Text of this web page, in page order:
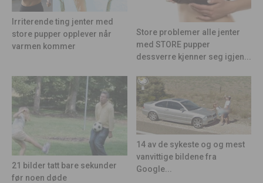
Irriterende ting jenter med
store pupper opplever når
varmen kommer
Store problemer alle jenter
med STORE pupper
dessverre kjenner seg igjen...
21 bilder tatt bare sekunder
før noen døde
14 av de sykeste og og mest
vanvittige bildene fra
Google...